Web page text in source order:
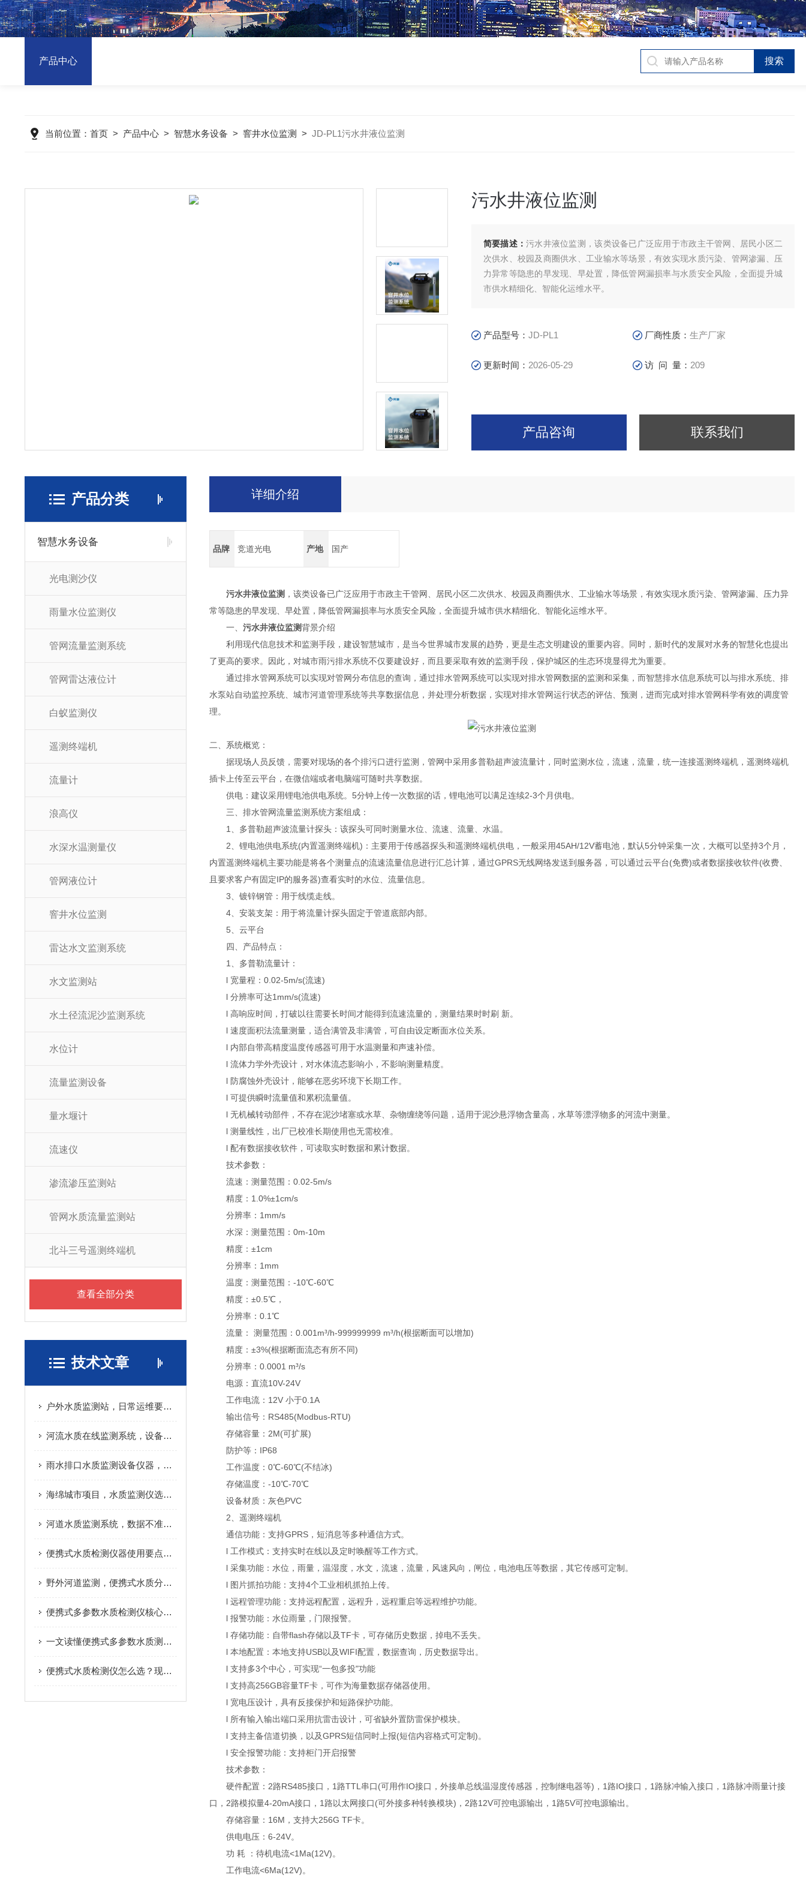
产品中心
当前位置： 首页> 产品中心> 智慧水务设备 > 窨井水位监测 > JD-PL1污水井液位监测
污水井液位监测
简要描述：污水井液位监测，该类设备已广泛应用于市政主干管网、居民小区二
次供水、校园及商圈供水、工业输水等场景，有效实现水质污染、管网渗漏、压
力异常等隐患的早发现、早处置，降低管网漏损率与水质安全风险，全面提升城
市供水精细化、智能化运维水平。
产品型号： JD-PL1 厂商性质：生产厂家
更新时间： 2026-05-29 访 问 量： 209
产品咨询 联系我们
产品分类
智慧水务设备
光电测沙仪
雨量水位监测仪
管网流量监测系统
管网雷达液位计
白蚁监测仪
遥测终端机
流量计
浪高仪
水深水温测量仪
管网液位计
窨井水位监测
雷达水文监测系统
水文监测站
水土径流泥沙监测系统
水位计
流量监测设备
量水堰计
流速仪
渗流渗压监测站
管网水质流量监测站
北斗三号遥测终端机
查看全部分类
技术文章
户外水质监测站，日常运维要做哪些工作
河流水质在线监测系统，设备成本主要花在哪
雨水排口水质监测设备仪器，避坑实用指南
海绵城市项目，水质监测仪选型要点
河道水质监测系统，数据不准是什么原因
便携式水质检测仪器使用要点，减少检测数据误差
野外河道监测，便携式水质分析仪实际应用分享
便携式多参数水质检测仪核心原理，看完快速搞懂
一文读懂便携式多参数水质测定仪，户外检测不再难
便携式水质检测仪怎么选？现场水质检测实用指南
详细介绍
品牌 竞道光电 产地 国产
污水井液位监测 ，该类设备已广泛应用于市政主干管网、居民小区二次供水、校园及商圈供水、工业输水等场景，有效实现水质污染、管网渗漏、压力异
常等隐患的早发现、早处置，降低管网漏损率与水质安全风险，全面提升城市供水精细化、智能化运维水平。
一、污水井液位监测背景介绍
利用现代信息技术和监测手段，建设智慧城市，是当今世界城市发展的趋势，更是生态文明建设的重要内容。同时，新时代的发展对水务的智慧化也提出
了更高的要求。因此，对城市雨污排水系统不仅要建设好，而且要采取有效的监测手段，保护城区的生态环境显得尤为重要。
通过排水管网系统可以实现对管网分布信息的查询，通过排水管网系统可以实现对排水管网数据的监测和采集，而智慧排水信息系统可以与排水系统、排
水泵站自动监控系统、城市河道管理系统等共享数据信息，并处理分析数据，实现对排水管网运行状态的评估、预测，进而完成对排水管网科学有效的调度管
理。
二、系统概览：
据现场人员反馈，需要对现场的各个排污口进行监测，管网中采用多普勒超声波流量计，同时监测水位，流速，流量，统一连接遥测终端机，遥测终端机
插卡上传至云平台，在微信端或者电脑端可随时共享数据。
供电：建议采用锂电池供电系统。5分钟上传一次数据的话，锂电池可以满足连续2-3个月供电。
三、排水管网流量监测系统方案组成：
1、多普勒超声波流量计探头：该探头可同时测量水位、流速、流量、水温。
2、锂电池供电系统(内置遥测终端机)：主要用于传感器探头和遥测终端机供电，一般采用45AH/12V蓄电池，默认5分钟采集一次，大概可以坚持3个月，
内置遥测终端机主要功能是将各个测量点的流速流量信息进行汇总计算，通过GPRS无线网络发送到服务器，可以通过云平台(免费)或者数据接收软件(收费、
且要求客户有固定IP的服务器)查看实时的水位、流量信息。
3、镀锌钢管：用于线缆走线。
4、安装支架：用于将流量计探头固定于管道底部内部。
5、云平台
四、产品特点：
1、多普勒流量计：
l 宽量程：0.02-5m/s(流速)
l 分辨率可达1mm/s(流速)
l 高响应时间，打破以往需要长时间才能得到流速流量的，测量结果时时刷 新。
l 速度面积法流量测量，适合满管及非满管，可自由设定断面水位关系。
l 内部自带高精度温度传感器可用于水温测量和声速补偿。
l 流体力学外壳设计，对水体流态影响小，不影响测量精度。
l 防腐蚀外壳设计，能够在恶劣环境下长期工作。
l 可提供瞬时流量值和累积流量值。
l 无机械转动部件，不存在泥沙堵塞或水草、杂物缠绕等问题，适用于泥沙悬浮物含量高，水草等漂浮物多的河流中测量。
l 测量线性，出厂已校准长期使用也无需校准。
l 配有数据接收软件，可读取实时数据和累计数据。
技术参数：
流速：测量范围：0.02-5m/s
精度：1.0%±1cm/s
分辨率：1mm/s
水深：测量范围：0m-10m
精度：±1cm
分辨率：1mm
温度：测量范围：-10℃-60℃
精度：±0.5℃，
分辨率：0.1℃
流量： 测量范围：0.001m³/h-999999999 m³/h(根据断面可以增加)
精度：±3%(根据断面流态有所不同)
分辨率：0.0001 m³/s
电源：直流10V-24V
工作电流：12V 小于0.1A
输出信号：RS485(Modbus-RTU)
存储容量：2M(可扩展)
防护等：IP68
工作温度：0℃-60℃(不结冰)
存储温度：-10℃-70℃
设备材质：灰色PVC
2、遥测终端机
通信功能：支持GPRS，短消息等多种通信方式。
l 工作模式：支持实时在线以及定时唤醒等工作方式。
l 采集功能：水位，雨量，温湿度，水文，流速，流量，风速风向，闸位，电池电压等数据，其它传感可定制。
l 图片抓拍功能：支持4个工业相机抓拍上传。
l 远程管理功能：支持远程配置，远程升，远程重启等远程维护功能。
l 报警功能：水位雨量，门限报警。
l 存储功能：自带flash存储以及TF卡，可存储历史数据，掉电不丢失。
l 本地配置：本地支持USB以及WIFI配置，数据查询，历史数据导出。
l 支持多3个中心，可实现“一包多投"功能
l 支持高256GB容量TF卡，可作为海量数据存储器使用。
l 宽电压设计，具有反接保护和短路保护功能。
l 所有输入输出端口采用抗雷击设计，可省缺外置防雷保护模块。
l 支持主备信道切换，以及GPRS短信同时上报(短信内容格式可定制)。
l 安全报警功能：支持柜门开启报警
技术参数：
硬件配置：2路RS485接口，1路TTL串口(可用作IO接口，外接单总线温湿度传感器，控制继电器等)，1路IO接口，1路脉冲输入接口，1路脉冲雨量计接
口，2路模拟量4-20mA接口，1路以太网接口(可外接多种转换模块)，2路12V可控电源输出，1路5V可控电源输出。
存储容量：16M，支持大256G TF卡。
供电电压：6-24V。
功 耗 ：待机电流<1Ma(12V)。
工作电流<6Ma(12V)。